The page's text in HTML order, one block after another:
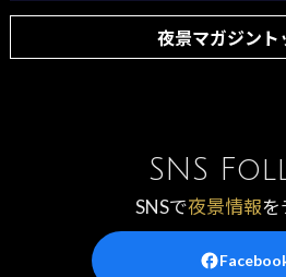
夜景マガジント
SNS
SNSで夜景情報を